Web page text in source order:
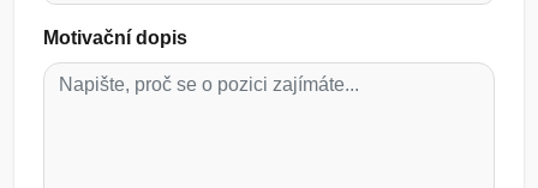
Motivační dopis